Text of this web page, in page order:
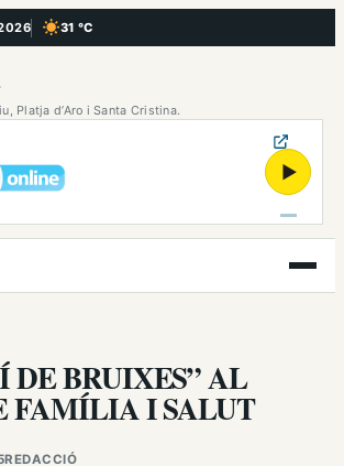
31 °C
, Cel serè
Platja d’Aro i Santa Cristina.
▶
Obre
el
DE BRUIXES” AL
FAMÍLIA I SALUT
REDACCIÓ